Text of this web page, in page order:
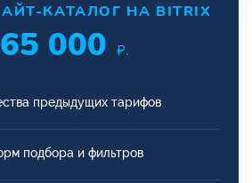
КАТАЛОГ НА BITRIX
65 000 ₽.
предыдущих тарифов
подбора и фильтров